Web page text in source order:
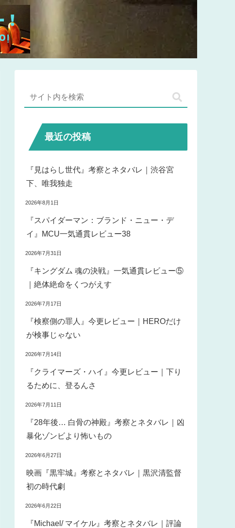
最近の投稿
『見はらし世代』考察とネタバレ｜渋谷宮
下、唯我独走
2026年8月1日
『スパイダーマン：ブランド・ニュー・デ
イ』MCU一気通貫レビュー38
2026年7月31日
『キングダム 魂の決戦』一気通貫レビュー⑤
｜絶体絶命をくつがえす
2026年7月17日
『検察側の罪人』今更レビュー｜HEROだけ
が検事じゃない
2026年7月14日
『クライマーズ・ハイ』今更レビュー｜下り
るために、登るんさ
2026年7月11日
『28年後… 白骨の神殿』考察とネタバレ｜凶
暴化ゾンビより怖いもの
2026年6月27日
映画『黒牢城』考察とネタバレ｜黒沢清監督
初の時代劇
2026年6月22日
『Michael/ マイケル』考察とネタバレ｜評論